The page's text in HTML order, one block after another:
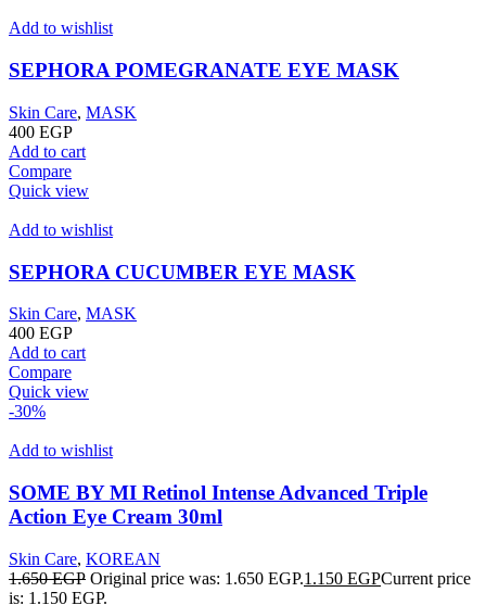
Add to wishlist
SEPHORA POMEGRANATE EYE MASK
Skin Care, MASK
400 EGP
Add to cart
Compare
Quick view
Add to wishlist
SEPHORA CUCUMBER EYE MASK
Skin Care, MASK
400 EGP
Add to cart
Compare
Quick view
-30%
Add to wishlist
SOME BY MI Retinol Intense Advanced Triple
Action Eye Cream 30ml
Skin Care, KOREAN
1.650EGP Original price was: 1.650 EGP.1.150 EGPCurrent price
is: 1.150 EGP.